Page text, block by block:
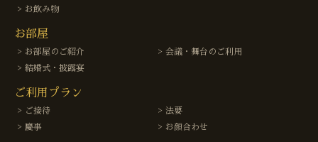
お飲み物
お部屋
お部屋のご紹介
会議・舞台のご利用
結婚式・披露宴
ご利用プラン
ご接待
法要
慶事
お顔合わせ